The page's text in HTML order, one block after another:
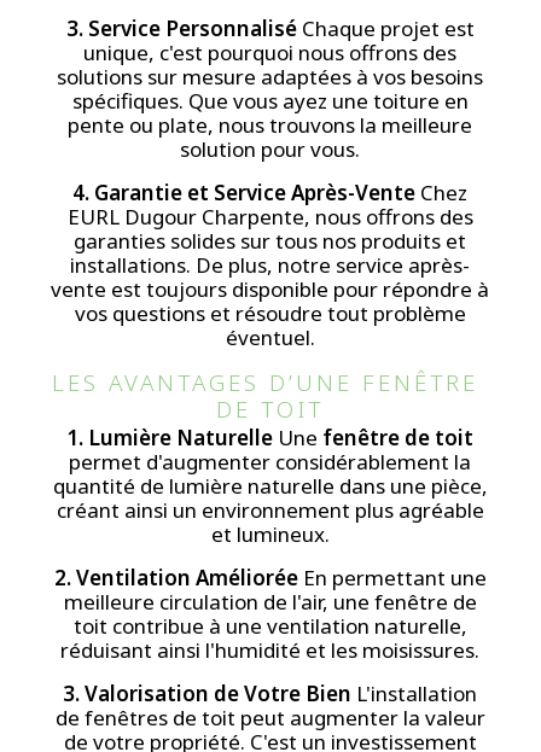
3. Service PersonnaliséChaque projet est
unique, c'est pourquoi nous offrons des
solutions sur mesure adaptées à vos besoins
spécifiques. Que vous ayez une toiture en
pente ou plate, nous trouvons la meilleure
solution pour vous.
4. Garantie et Service Après-Vente Chez
EURL Dugour Charpente, nous offrons des
garanties solides sur tous nos produits et
installations. De plus, notre service après-
vente est toujours disponible pour répondre à
vos questions et résoudre tout problème
éventuel.
LES AVANTAGES D’UNE FENÊTRE
DE TOIT
1. Lumière Naturelle Une fenêtre de toit
permet d'augmenter considérablement la
quantité de lumière naturelle dans une pièce,
créant ainsi un environnement plus agréable
et lumineux.
2. Ventilation AmélioréeEn permettant une
meilleure circulation de l'air, une fenêtre de
toit contribue à une ventilation naturelle,
réduisant ainsi l'humidité et les moisissures.
3. Valorisation de Votre Bien L'installation
de fenêtres de toit peut augmenter la valeur
de votre propriété. C'est un investissement